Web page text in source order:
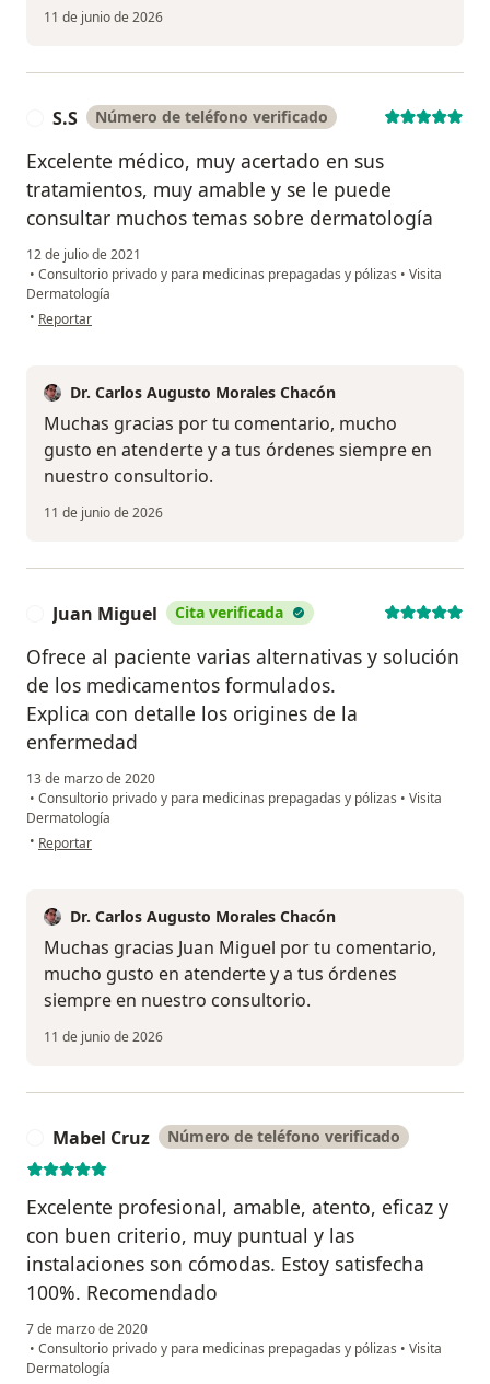
11 de junio de 2026
S.S Número de teléfono verificado
Excelente médico, muy acertado en sus
tratamientos, muy amable y se le puede
consultar muchos temas sobre dermatología
12 de julio de 2021
• Consultorio privado y para medicinas prepagadas y pólizas • Visita
Dermatología
• en opinión del usuario S.S
Reportar
Dr. Carlos Augusto Morales Chacón
Muchas gracias por tu comentario, mucho
gusto en atenderte y a tus órdenes siempre en
nuestro consultorio.
11 de junio de 2026
Juan Miguel Cita verificada
Ofrece al paciente varias alternativas y solución
de los medicamentos formulados.
Explica con detalle los origines de la
enfermedad
13 de marzo de 2020
• Consultorio privado y para medicinas prepagadas y pólizas • Visita
Dermatología
• en opinión del usuario Juan Miguel
Reportar
Dr. Carlos Augusto Morales Chacón
Muchas gracias Juan Miguel por tu comentario,
mucho gusto en atenderte y a tus órdenes
siempre en nuestro consultorio.
11 de junio de 2026
Mabel Cruz Número de teléfono verificado
Excelente profesional, amable, atento, eficaz y
con buen criterio, muy puntual y las
instalaciones son cómodas. Estoy satisfecha
100%. Recomendado
7 de marzo de 2020
• Consultorio privado y para medicinas prepagadas y pólizas • Visita
Dermatología